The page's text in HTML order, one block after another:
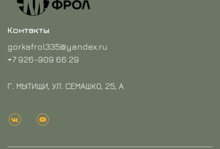
Контакты
gorkafrol335@yandex.ru
+7 926-909 66 29
Г. МЫТИЩИ, УЛ. СЕМАШКО, 25, А